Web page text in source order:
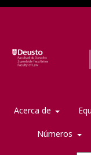
Acerca de
Números